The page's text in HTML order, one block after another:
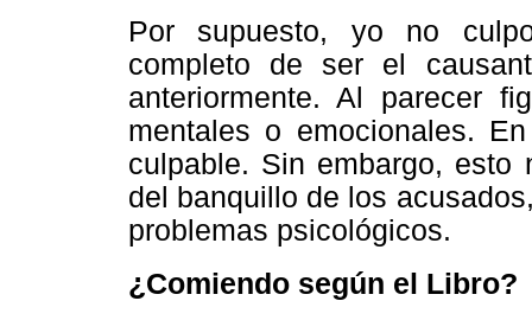
Por supuesto, yo no
completo de ser el
anteriormente. Al parecer
mentales o emocionales.
culpable. Sin embargo, esto
del banquillo de los
problemas psicológicos.
¿Comiendo según el Libro?